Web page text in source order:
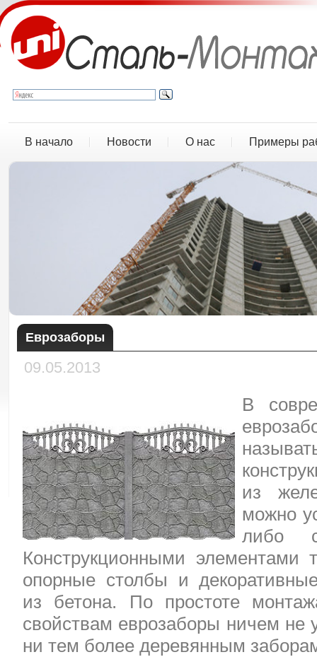
В начало Новости О нас Примеры
Еврозаборы
09.05.2013
В
из
можно
либо
Конструкционными элементами
опорные столбы и
из бетона. По простоте
свойствам еврозаборы ничем не
ни тем более деревянным